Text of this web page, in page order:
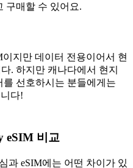
구매할 수 있어요.
지만 데이터 전용이어서 현
. 하지만 캐나다에서 현지
선호하시는 분들에게는
다!
eSIM 비교
과 eSIM에는 어떤 차이가 있